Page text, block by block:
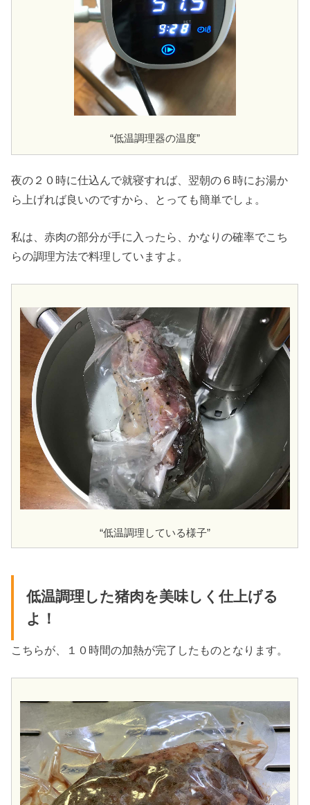
“低温調理器の温度”
夜の２０時に仕込んで就寝すれば、翌朝の６時にお湯か
ら上げれば良いのですから、とっても簡単でしょ。
私は、赤肉の部分が手に入ったら、かなりの確率でこち
らの調理方法で料理していますよ。
“低温調理している様子”
低温調理した猪肉を美味しく仕上げる
よ！
こちらが、１０時間の加熱が完了したものとなります。